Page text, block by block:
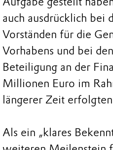
auch ausdrücklich bei
Vorständen für die
Vorhabens und bei
Beteiligung an der
Millionen Euro im
längerer Zeit
Als ein „klares